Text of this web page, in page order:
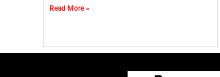
Read More »